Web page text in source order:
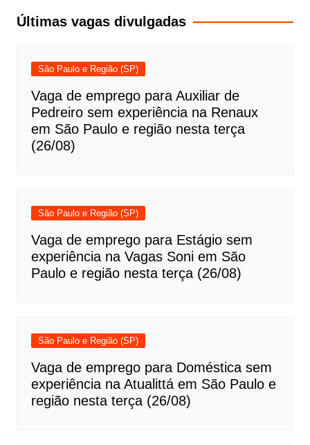
Post
Últimas vagas divulgadas
São Paulo e Região (SP)
Vaga de emprego para Auxiliar de
Pedreiro sem experiência na Renaux
em São Paulo e região nesta terça
(26/08)
São Paulo e Região (SP)
Vaga de emprego para Estágio sem
experiência na Vagas Soni em São
Paulo e região nesta terça (26/08)
São Paulo e Região (SP)
Vaga de emprego para Doméstica sem
experiência na Atualittá em São Paulo e
região nesta terça (26/08)